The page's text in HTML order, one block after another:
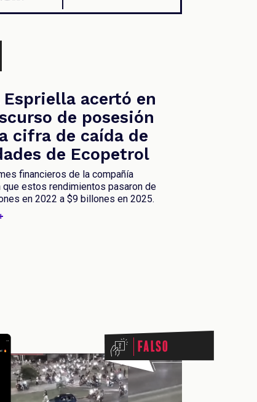
Espriella acertó en
de posesión
cifra de caída de
de Ecopetrol
financieros de la compañía
que estos rendimientos pasaron de
en 2022 a $9 billones en 2025.
Falso